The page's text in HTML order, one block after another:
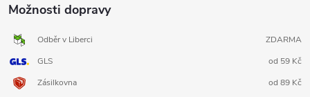
Možnosti dopravy
Odběr v Liberci
ZDARMA
GLS
od 59 Kč
Zásilkovna
od 89 Kč